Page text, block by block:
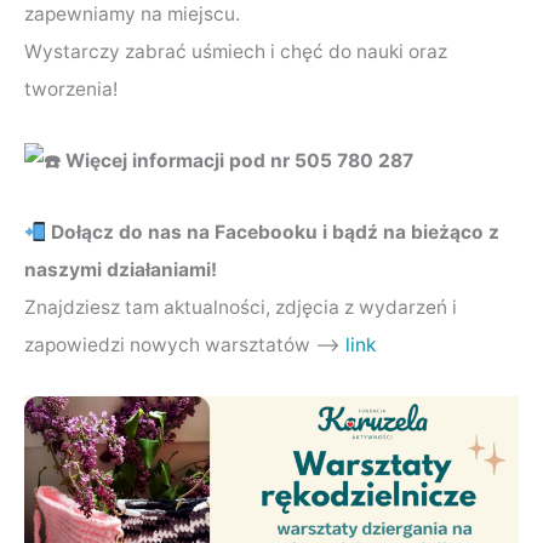
zapewniamy na miejscu.
Wystarczy zabrać uśmiech i chęć do nauki oraz
tworzenia!
Więcej informacji pod nr 505 780 287
Dołącz do nas na Facebooku i bądź na bieżąco z
naszymi działaniami!
Znajdziesz tam aktualności, zdjęcia z wydarzeń i
zapowiedzi nowych warsztatów —-> link